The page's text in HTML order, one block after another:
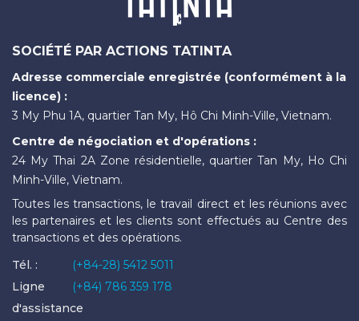
SOCIÉTÉ PAR ACTIONS TATINTA
Adresse commerciale enregistrée (conformément à la
licence) :
3 My Phu 1A, quartier Tan My, Hô Chi Minh-Ville, Vietnam.
Centre de négociation et d'opérations :
24 My Thai 2A Zone résidentielle, quartier Tan My, Ho Chi
Minh-Ville, Vietnam.
Toutes les transactions, le travail direct et les réunions avec
les partenaires et les clients sont effectués au Centre des
transactions et des opérations.
Tél. :
(+84-28) 5412 5011
Ligne
d'assistance
(+84) 786 359 178